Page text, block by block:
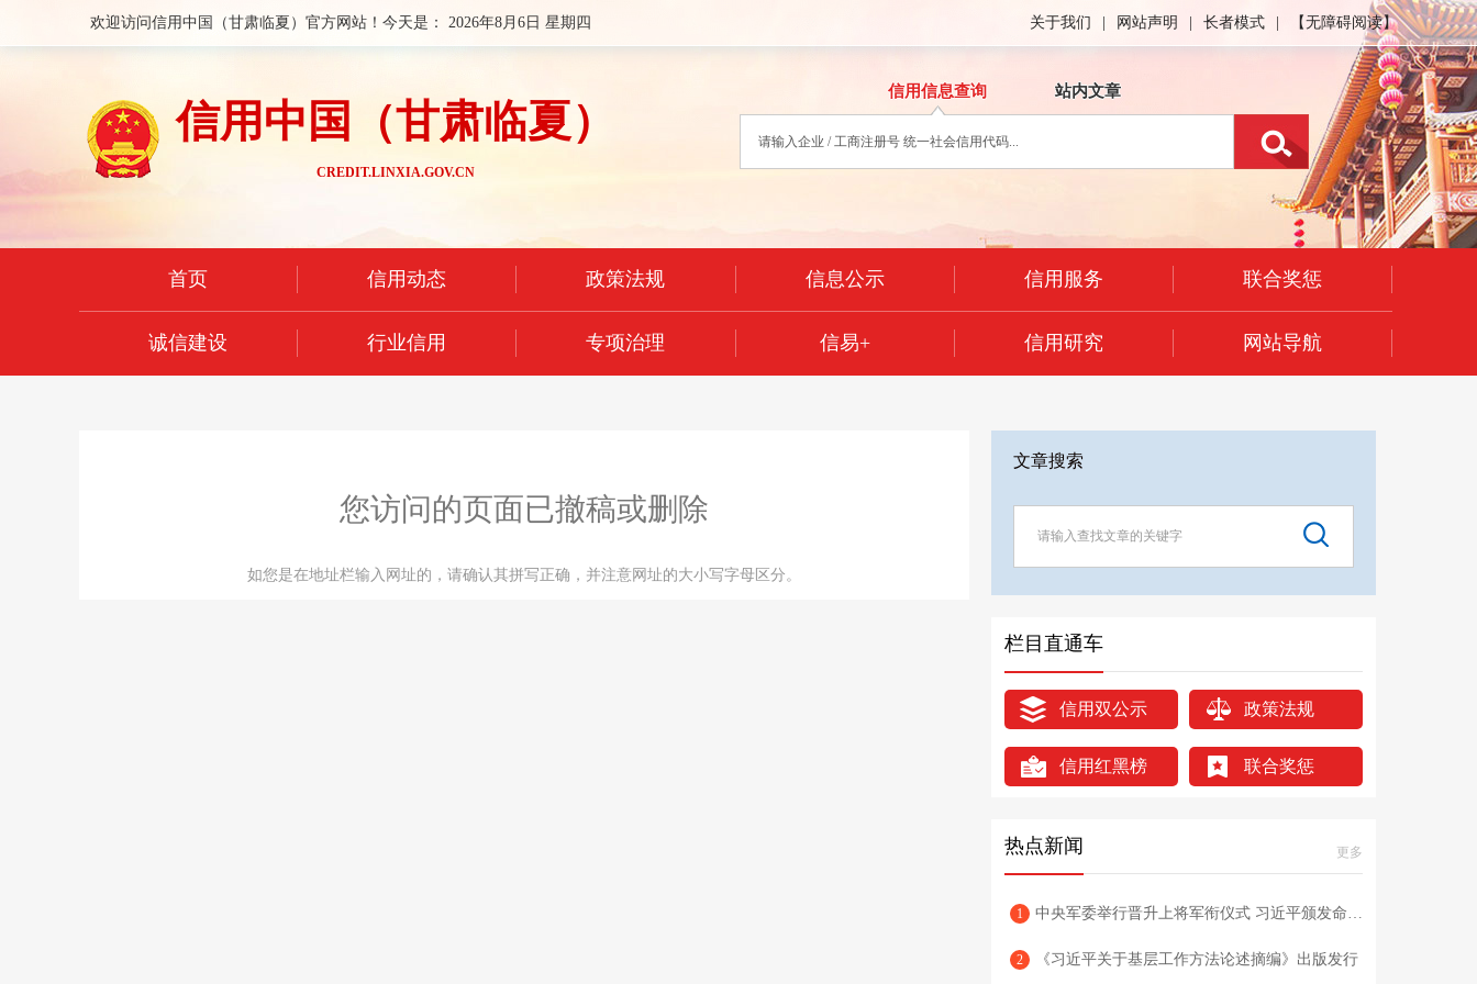
欢迎访问信用中国（甘肃临夏）官方网站！今天是： 2026年8月6日 星期四 关于我们 网站声明 长者模式 【无障碍阅读】
信用中国（甘肃临夏）
CREDIT.LINXIA.GOV.CN
信用信息查询 站内文章
首页 信用动态 政策法规 信息公示 信用服务 联合奖惩
诚信建设 行业信用 专项治理 信易+ 信用研究 网站导航
您访问的页面已撤稿或删除
如您是在地址栏输入网址的，请确认其拼写正确，并注意网址的大小写字母区分。
文章搜索
栏目直通车
信用双公示 政策法规
信用红黑榜 联合奖惩
更多
热点新闻
1 中央军委举行晋升上将军衔仪式 习近平颁发命令状并向晋衔的军官表示祝贺
2 《习近平关于基层工作方法论述摘编》出版发行